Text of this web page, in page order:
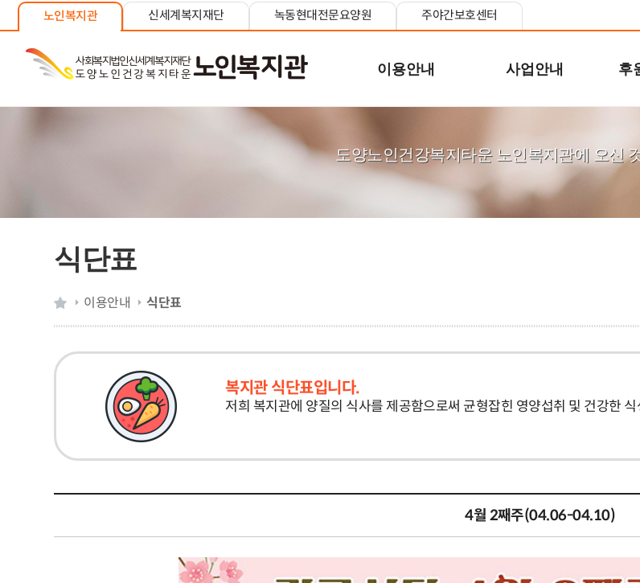
노인복지관 신세계복지재단 녹동현대전문요양원 주야간보호센터
이용안내 사업안내 후
도양노인건강복지타운 노인복지관에 오신
식단표
이용안내 식단표
복지관 식단표입니다.
저희 복지관에 양질의 식사를 제공함으로써 균형잡힌 영양섭취 및 건강한
4월 2째주(04.06-04.10)